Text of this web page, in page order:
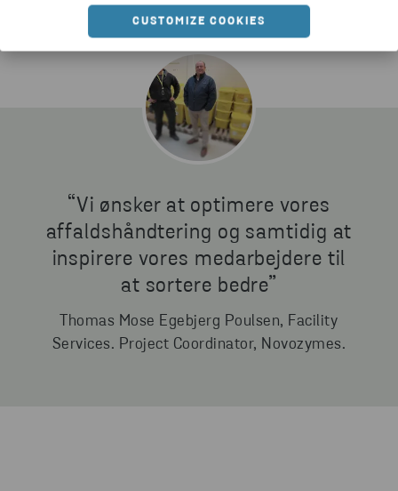
CUSTOMIZE COOKIES
“Vi ønsker at optimere vores
affaldshåndtering og samtidig at
inspirere vores medarbejdere til
at sortere bedre”
Thomas Mose Egebjerg Poulsen, Facility
Services. Project Coordinator, Novozymes.